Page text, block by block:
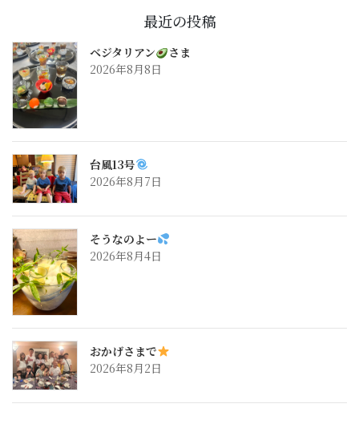
最近の投稿
ベジタリアン
さま
2026年8月8日
台風13号
2026年8月7日
そうなのよー
2026年8月4日
おかげさまで
2026年8月2日